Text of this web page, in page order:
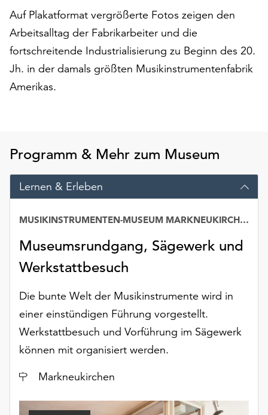
Klicken
auf
„Alle
akzeptieren“,
um
alle
Sie
können
Ihr
Einverständnis
jederzeit
ändern
widerrufen.
steht
am
Ende
der
die
„Cookie-
Auf Plakatformat vergrößerte Fotos zeigen den
Arbeitsalltag der Fabrikarbeiter und die
fortschreitende Industrialisierung zu Beginn des 20.
Jh. in der damals größten Musikinstrumentenfabrik
Amerikas.
Programm & Mehr zum Museum
Lernen & Erleben
Museumsrundgang, Sägewerk und
Werkstattbesuch
MUSIKINSTRUMENTEN-MUSEUM MARKNEUKIRCHEN
Die bunte Welt der Musikinstrumente wird in
einer einstündigen Führung vorgestellt.
Werkstattbesuch und Vorführung im Sägewerk
können mit organisiert werden.
Ort
Markneukirchen